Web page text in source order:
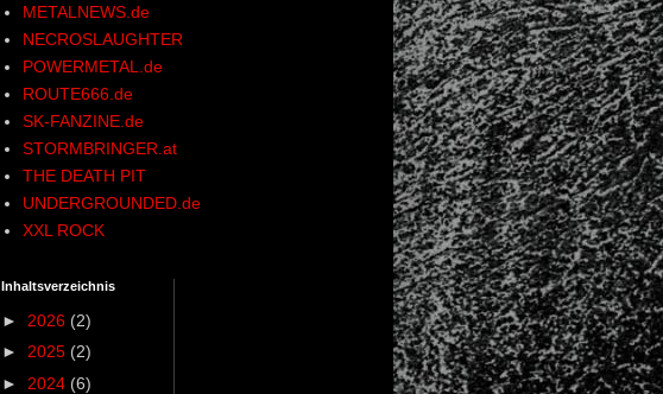
METALNEWS.de
NECROSLAUGHTER
POWERMETAL.de
ROUTE666.de
SK-FANZINE.de
STORMBRINGER.at
THE DEATH PIT
UNDERGROUNDED.de
XXL ROCK
Inhaltsverzeichnis
► 2026 (2)
► 2025 (2)
► 2024 (6)